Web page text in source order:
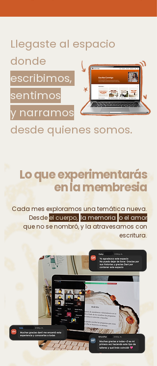
Llegaste al espacio
donde
escribimos,
sentimos
y narramos
desde quienes somos.
Lo que experimentarás
en la membresia
Cada mes exploramos una temática nueva.
Desde el cuerpo, la memoria o el amor
que no se nombró,y la atravesamos con
escritura.